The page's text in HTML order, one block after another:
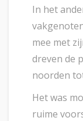
In het
mee met
dreven de
noorden
Het was
ruime